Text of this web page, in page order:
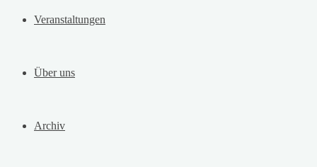
Veranstaltungen
Über uns
Archiv